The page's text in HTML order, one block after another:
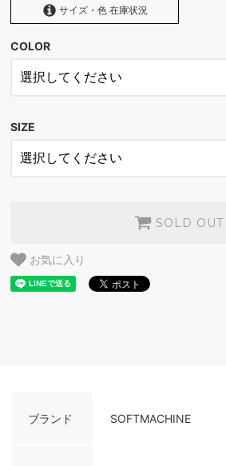
サイズ・色 在庫状況
COLOR
SIZE
SOLD OUT
お気に入り
ブランド SOFTMACHINE